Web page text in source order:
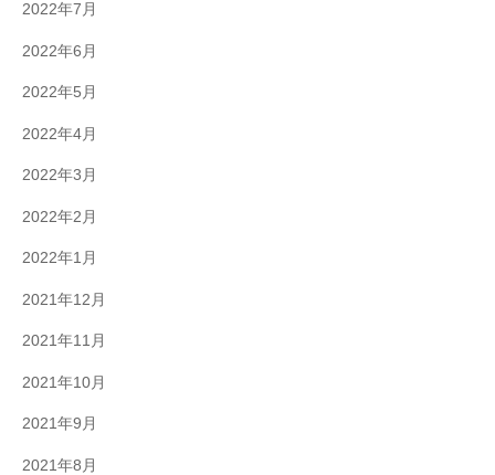
2022年7月
2022年6月
2022年5月
2022年4月
2022年3月
2022年2月
2022年1月
2021年12月
2021年11月
2021年10月
2021年9月
2021年8月